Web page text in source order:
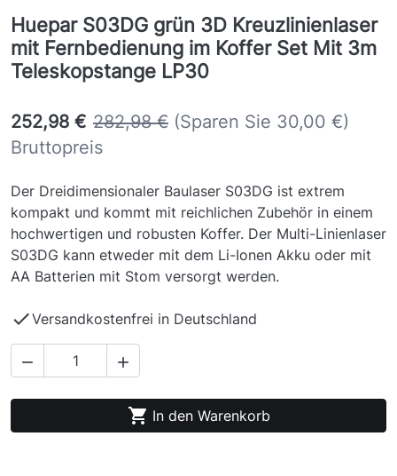
Huepar S03DG grün 3D Kreuzlinienlaser
mit Fernbedienung im Koffer Set Mit 3m
Teleskopstange LP30
252,98 € 282,98 € (Sparen Sie 30,00 €)
Bruttopreis
Der Dreidimensionaler Baulaser S03DG ist extrem
kompakt und kommt mit reichlichen Zubehör in einem
hochwertigen und robusten Koffer. Der Multi-Linienlaser
S03DG kann etweder mit dem Li-Ionen Akku oder mit
AA Batterien mit Stom versorgt werden.
Versandkostenfrei in Deutschland
 
 In den Warenkorb